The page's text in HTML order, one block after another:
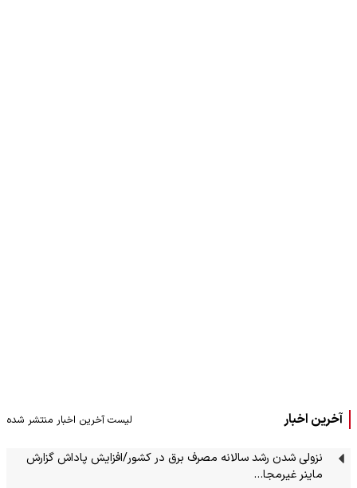
آخرین اخبار لیست آخرین اخبار منتشر شده
نزولی شدن رشد سالانه مصرف برق در کشور/افزایش پاداش گزارش
ماینر غیرمجا…